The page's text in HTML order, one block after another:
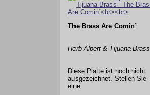
The Brass Are Comin´
Herb Alpert & Tijuana Brass
Diese Platte ist noch nicht
ausgezeichnet. Stellen Sie
eine